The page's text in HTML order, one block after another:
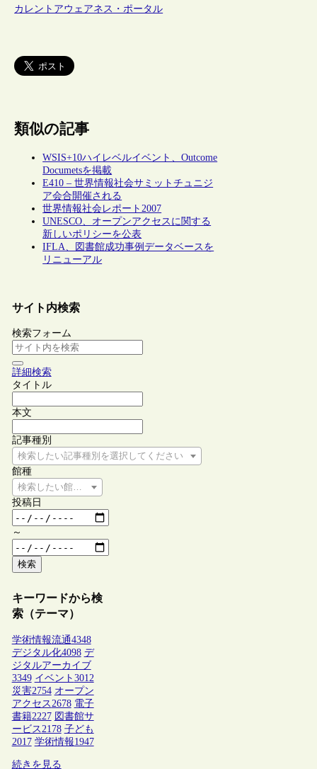
カレントアウェアネス・ポータル
類似の記事
WSIS+10ハイレベルイベント、Outcome
Documetsを掲載
E410 – 世界情報社会サミットチュニジ
ア会合開催される
世界情報社会レポート2007
UNESCO、オープンアクセスに関する
新しいポリシーを公表
IFLA、図書館成功事例データベースを
リニューアル
サイト内検索
検索フォーム
詳細検索
タイトル
本文
記事種別
検索したい記事種別を選択してください
館種
検索したい館種を選択してください
投稿日
～
検索
キーワードから検
索（テーマ）
学術情報流通4348
デジタル化4098 デ
ジタルアーカイブ
3349 イベント 3012
災害2754 オープン
アクセス 2678 電子
書籍2227 図書館サ
ービス 2178 子ども
2017 学術情報1947
続きを見る